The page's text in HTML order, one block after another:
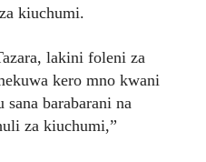
kiuchumi.
lakini foleni za
kero mno kwani
barabarani na
za kiuchumi,”